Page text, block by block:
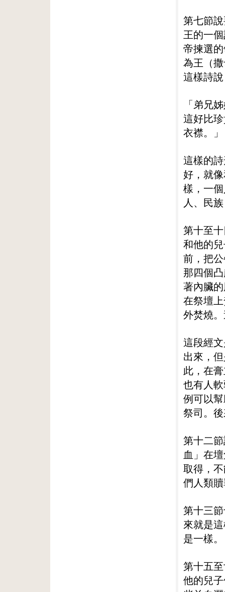
第七節
王的一
帝揀選
為王（
這樣詩
「弟兄
這好比
衣襟。
這樣的
好，就
樣，一
人、民
第十至
和他的
前，把
那四個
著內臟
在祭壇
外焚燒
這段經
出來，
此，在
也有人
例可以
祭司。
第十二
血」在
取得，
們人類
第十三
來就是
是一樣。
第十五
他的兒